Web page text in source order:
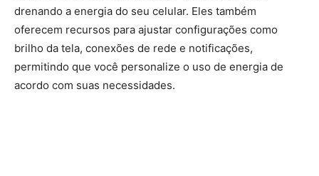
drenando a energia do seu celular. Eles também
oferecem recursos para ajustar configurações como
brilho da tela, conexões de rede e notificações,
permitindo que você personalize o uso de energia de
acordo com suas necessidades.